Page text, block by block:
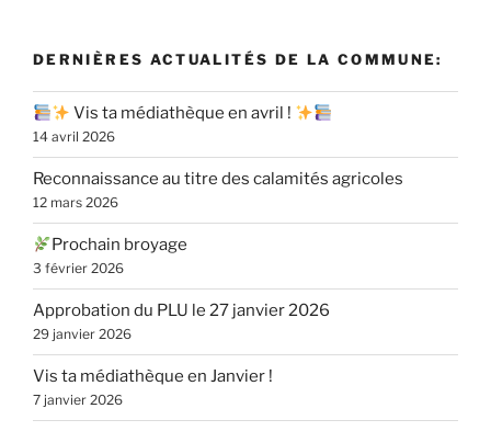
DERNIÈRES ACTUALITÉS DE LA COMMUNE:
Vis ta médiathèque en avril !
14 avril 2026
Reconnaissance au titre des calamités agricoles
12 mars 2026
Prochain broyage
3 février 2026
Approbation du PLU le 27 janvier 2026
29 janvier 2026
Vis ta médiathèque en Janvier !
7 janvier 2026